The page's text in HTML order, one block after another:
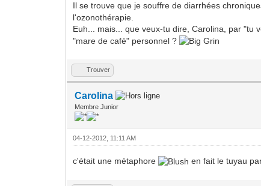
Il se trouve que je souffre de diarrhées
l'ozonothérapie.
Euh... mais... que veux-tu dire, Carolina, par "tu
"mare de café" personnel ?
Trouver
Carolina
Membre Junior
04-12-2012, 11:11 AM
c'était une métaphore en fait le tuyau